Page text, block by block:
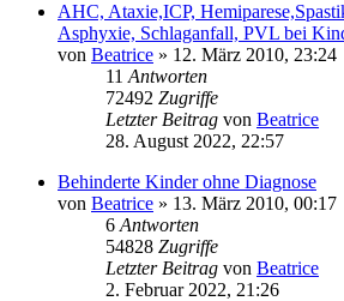
AHC, Ataxie,ICP,
Asphyxie, Schlaganfall, PVL bei
von Beatrice » 12. März 2010, 23:24
11 Antworten
72492 Zugriffe
Letzter Beitrag von Beatrice
28. August 2022, 22:57
Behinderte Kinder ohne Diagnose
von Beatrice » 13. März 2010, 00:17
6 Antworten
54828 Zugriffe
Letzter Beitrag von Beatrice
2. Februar 2022, 21:26